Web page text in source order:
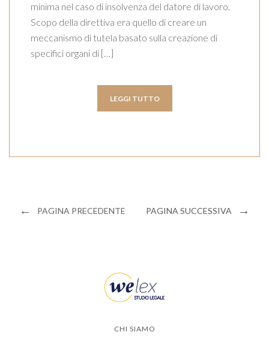
minima nel caso di insolvenza del datore di lavoro.
Scopo della direttiva era quello di creare un
meccanismo di tutela basato sulla creazione di
specifici organi di […]
LEGGI TUTTO
← PAGINA PRECEDENTE PAGINA SUCCESSIVA →
CHI SIAMO